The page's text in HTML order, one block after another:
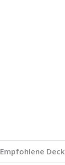
Empfohlene